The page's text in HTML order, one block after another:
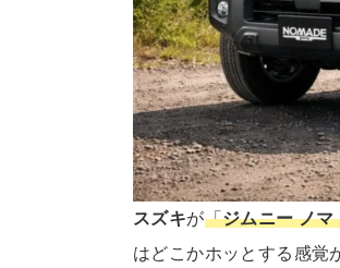
スズキが「ジムニー ノマ
はどこかホッとする感覚